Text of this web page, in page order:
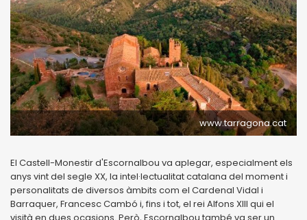
www.tarragona.cat
El Castell-Monestir d'Escornalbou va aplegar, especialment els
anys vint del segle XX, la intel·lectualitat catalana del moment i
personalitats de diversos àmbits com el Cardenal Vidal i
Barraquer, Francesc Cambó i, fins i tot, el rei Alfons XIII qui el
visità en dues ocasions. Però, Escornalbou també va ser un